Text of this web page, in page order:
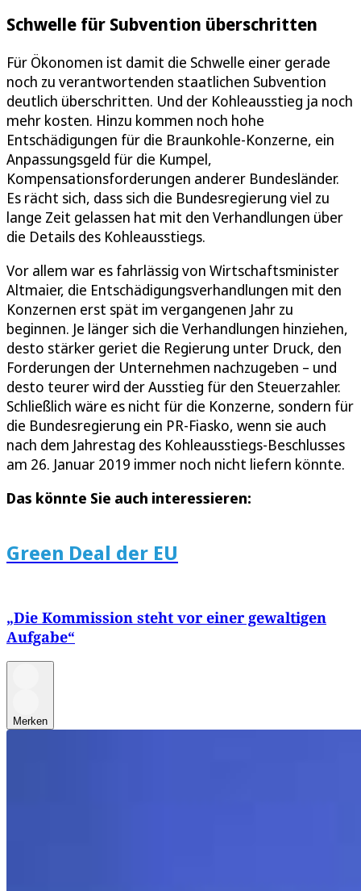
Schwelle für Subvention überschritten
Für Ökonomen ist damit die Schwelle einer gerade
noch zu verantwortenden staatlichen Subvention
deutlich überschritten. Und der Kohleausstieg ja noch
mehr kosten. Hinzu kommen noch hohe
Entschädigungen für die Braunkohle-Konzerne, ein
Anpassungsgeld für die Kumpel,
Kompensationsforderungen anderer Bundesländer.
Es rächt sich, dass sich die Bundesregierung viel zu
lange Zeit gelassen hat mit den Verhandlungen über
die Details des Kohleausstiegs.
Vor allem war es fahrlässig von Wirtschaftsminister
Altmaier, die Entschädigungsverhandlungen mit den
Konzernen erst spät im vergangenen Jahr zu
beginnen. Je länger sich die Verhandlungen hinziehen,
desto stärker geriet die Regierung unter Druck, den
Forderungen der Unternehmen nachzugeben – und
desto teurer wird der Ausstieg für den Steuerzahler.
Schließlich wäre es nicht für die Konzerne, sondern für
die Bundesregierung ein PR-Fiasko, wenn sie auch
nach dem Jahrestag des Kohleausstiegs-Beschlusses
am 26. Januar 2019 immer noch nicht liefern könnte.
Das könnte Sie auch interessieren:
Green Deal der EU
„Die Kommission steht vor einer gewaltigen
Aufgabe“
Merken